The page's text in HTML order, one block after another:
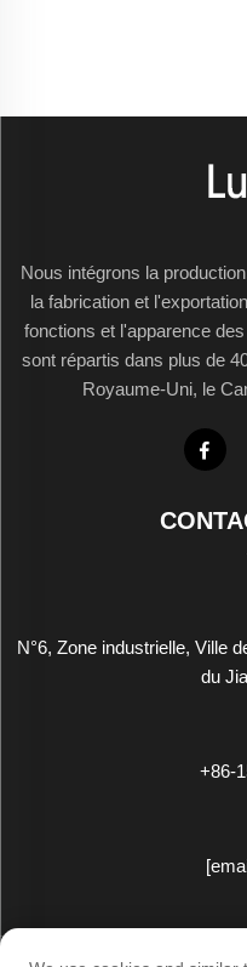
Nous intégrons la
la fabrication et
fonctions et l'apparence
sont répartis dans plus de
Royaume-Uni, le
N°6, Zone industrielle, Ville
du
+86-